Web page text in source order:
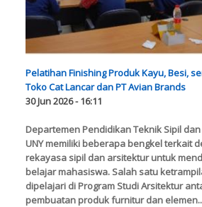
Pelatihan Finishing Produk Kayu, Besi,
Toko Cat Lancar dan PT Avian Brands
30 Jun 2026 - 16:11
Departemen Pendidikan Teknik Sipil
UNY memiliki beberapa bengkel terkait
rekayasa sipil dan arsitektur untuk
belajar mahasiswa. Salah satu
dipelajari di Program Studi Arsitektur
pembuatan produk furnitur dan